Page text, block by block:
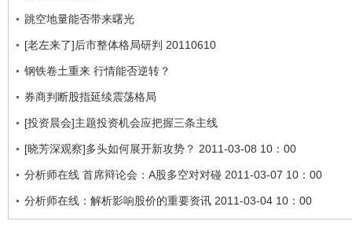
跳空地量能否带来曙光
[老左来了]后市整体格局研判 20110610
钢铁卷土重来 行情能否逆转？
券商判断股指延续震荡格局
[投资晨会]主题投资机会应把握三条主线
[晓芳深观察]多头如何展开新攻势？ 2011-03-08 10：00
分析师在线 首席辩论会：A股多空对对碰 2011-03-07 10：00
分析师在线：解析影响股价的重要资讯 2011-03-04 10：00